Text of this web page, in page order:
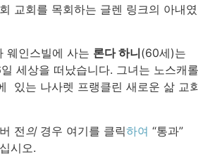
교회를 목회하는 글렌 링크의 아내
웨인스빌에 사는 론다 하니(60세)는
세상을 떠났습니다. 그녀는 노스캐
있는 나사렛 프랭클린 새로운 삶 교
전의경우 여기를 클릭하여 “통과”
시오.